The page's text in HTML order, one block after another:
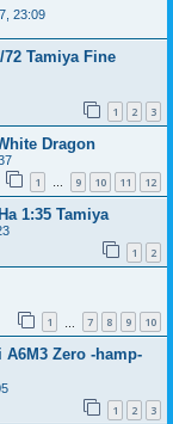
23:09
Tamiya Fine
1 2 3
Dragon
1 … 9 10 11 12
1:35 Tamiya
1 2
1 7 8 9 10
Zero -hamp-
1 2 3